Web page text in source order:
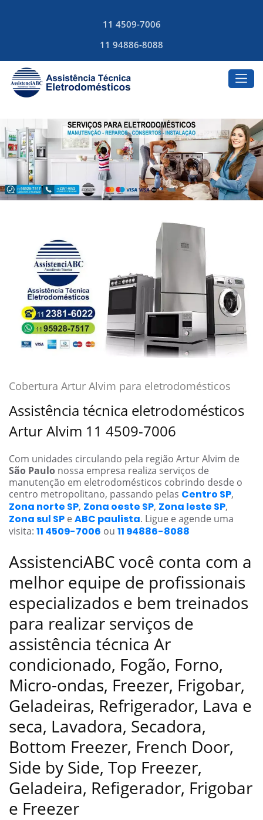
11 4509-7006
11 94886-8088
Cobertura Artur Alvim para eletrodomésticos
Assistência técnica eletrodomésticos
Artur Alvim 11 4509-7006
Com unidades circulando pela região Artur Alvim de
São Paulo nossa empresa realiza serviços de
manutenção em eletrodomésticos cobrindo desde o
centro metropolitano, passando pelas Centro SP,
Zona norte SP, Zona oeste SP, Zona leste SP,
Zona sul SP e ABC paulista. Ligue e agende uma
visita: 11 4509-7006 ou 11 94886-8088
AssistenciABC você conta com a
melhor equipe de profissionais
especializados e bem treinados
para realizar serviços de
assistência técnica Ar
condicionado, Fogão, Forno,
Micro-ondas, Freezer, Frigobar,
Geladeiras, Refrigerador, Lava e
seca, Lavadora, Secadora,
Bottom Freezer, French Door,
Side by Side, Top Freezer,
Geladeira, Refigerador, Frigobar
e Freezer